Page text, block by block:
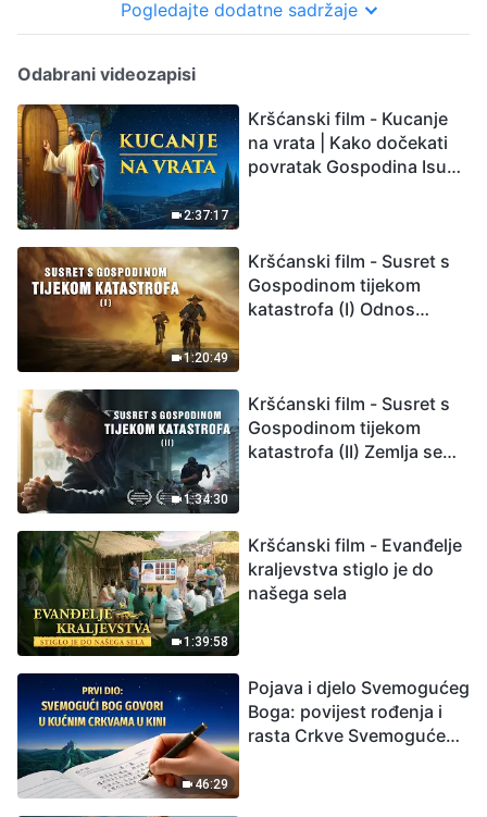
Pogledajte dodatne sadržaje
Odabrani videozapisi
2:37:17
Kršćanski film - Kucanje
na vrata | Kako dočekati
povratak Gospodina Isusa
1:20:49
Kršćanski film - Susret s
Gospodinom tijekom
katastrofa (I) Odnos
1:34:30
Kršćanski film - Susret s
Gospodinom tijekom
katastrofa (II) Zemlja se
1:39:58
Kršćanski film - Evanđelje
kraljevstva stiglo je do
našega sela
46:29
Pojava i djelo Svemogućeg
Boga: povijest rođenja i
rasta Crkve Svemogućeg